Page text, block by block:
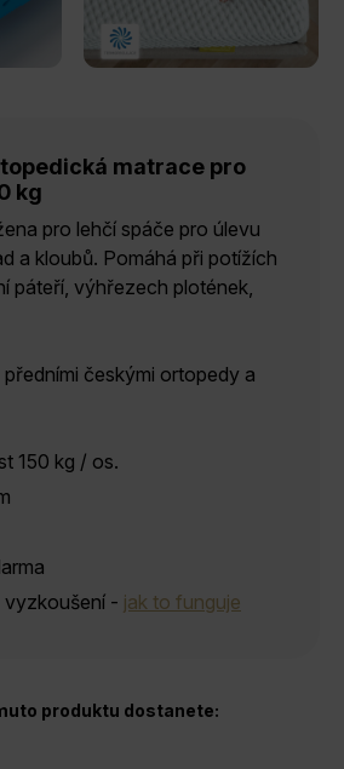
matrace pro
kg
pro lehčí spáče pro úlevu
a kloubů. Pomáhá při potížích
páteří, výhřezech plotének,
českými ortopedy a
150 kg / os.
vyzkoušení - jak to funguje
produktu dostanete: